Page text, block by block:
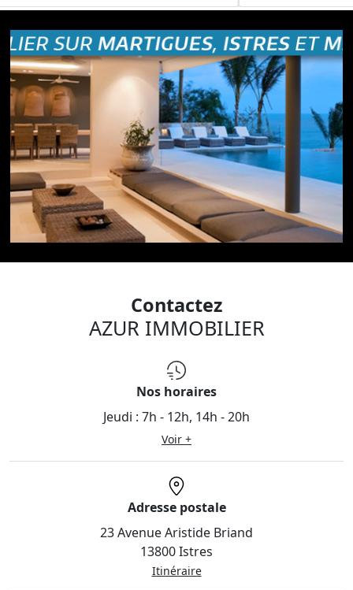
Contactez
AZUR IMMOBILIER
Nos horaires
Jeudi : 7h - 12h, 14h - 20h
Voir +
Adresse postale
23 Avenue Aristide Briand
13800 Istres
Itinéraire